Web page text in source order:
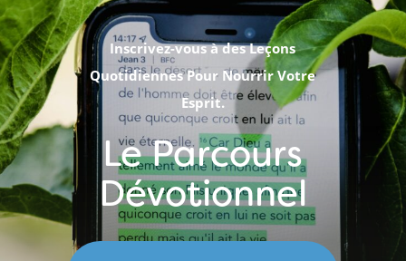
Inscrivez-vous à des Leçons
Quotidiennes Pour Nourrir Votre
Esprit.
Le Parcours
Dévotionnel